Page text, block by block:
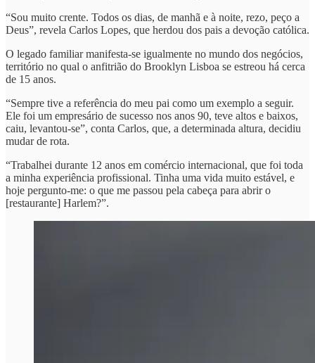
“Sou muito crente. Todos os dias, de manhã e à noite, rezo, peço a
Deus”, revela Carlos Lopes, que herdou dos pais a devoção católica.
O legado familiar manifesta-se igualmente no mundo dos negócios,
território no qual o anfitrião do Brooklyn Lisboa se estreou há cerca
de 15 anos.
“Sempre tive a referência do meu pai como um exemplo a seguir.
Ele foi um empresário de sucesso nos anos 90, teve altos e baixos,
caiu, levantou-se”, conta Carlos, que, a determinada altura, decidiu
mudar de rota.
“Trabalhei durante 12 anos em comércio internacional, que foi toda
a minha experiência profissional. Tinha uma vida muito estável, e
hoje pergunto-me: o que me passou pela cabeça para abrir o
[restaurante] Harlem?”.